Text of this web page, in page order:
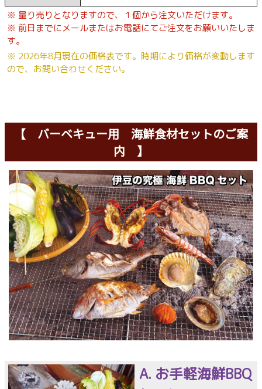
※ 量り売りとなりますので、１個から注文いただけます。
※ 前日までにメールまたはお電話にてご注文をお願いいたしま
す。
※ 2026年8月現在の価格表です。時期により価格が変動します
ので、お問い合わせください。
【 バーベキュー用 海鮮食材セットのご案
内 】
A. お手軽海鮮BBQ